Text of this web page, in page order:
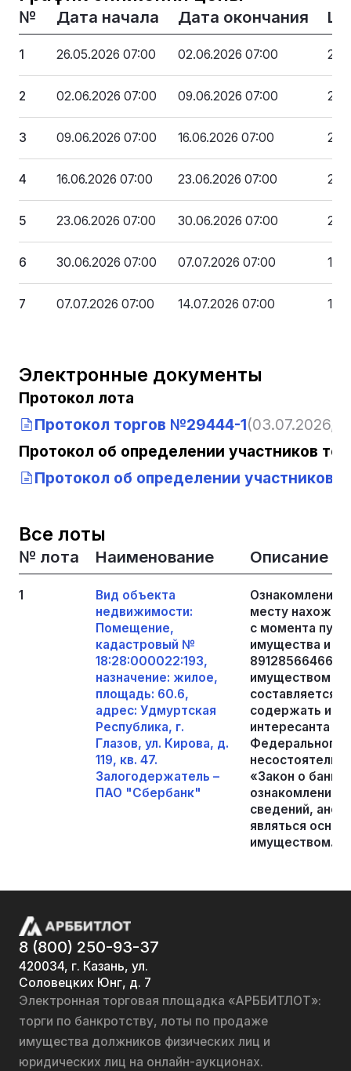
№ Дата начала Дата окончания
1 26.05.2026 07:00 02.06.2026 07:00 2
2 02.06.2026 07:00 09.06.2026 07:00 2
3 09.06.2026 07:00 16.06.2026 07:00 2
4 16.06.2026 07:00 23.06.2026 07:00 2
5 23.06.2026 07:00 30.06.2026 07:00 2
6 30.06.2026 07:00 07.07.2026 07:00 1
7 07.07.2026 07:00 14.07.2026 07:00 1
Электронные документы
Протокол лота
Протокол торгов №29444-1(03.07.2026,
Протокол об определении участников
Протокол об определении участников
Все лоты
№ лота Наименование Описание
1
Вид объекта
недвижимости:
Помещение,
кадастровый №
18:28:000022:193,
назначение: жилое,
площадь: 60.6,
адрес: Удмуртская
Республика, г.
Глазов, ул. Кирова, д.
119, кв. 47.
Залогодержатель –
ПАО "Сбербанк"
Ознакомление
месту
с момента
имущества и
89128566466.
имуществом в
составляется
содержать
интересанта в
Федерального
«Закон о
ознакомление
сведений,
являться
имуществом.
8 (800) 250-93-37
420034, г. Казань, ул.
Соловецких Юнг, д. 7
Электронная торговая площадка «АРББИТЛОТ»:
торги по банкротству, лоты по продаже
имущества должников физических лиц и
юридических лиц на онлайн-аукционах.